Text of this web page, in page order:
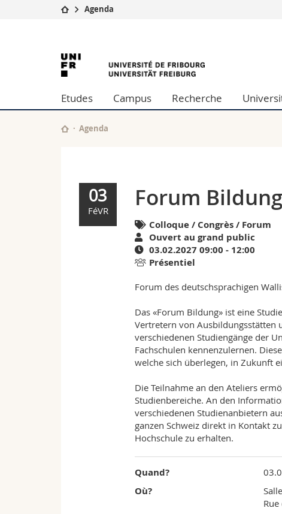
Etudes
Campus
Université
Formation continue
Lettres et
Sciences de
Agenda
Forum
Bildung
—
Siders
Agenda
l'University
Etudes Campus Recherche
Agenda
03
FéVR Forum
Colloque / Congrès / Forum
Ouvert au grand public
03.02.2027 09:00 - 12:00
Présentiel
Forum des deutschsprachigen
Das «Forum Bildung» ist eine
Vertretern von Ausbildungsstätten
verschiedenen Studiengänge der
Fachschulen kennenzulernen.
welche sich überlegen, in Zukunft
Die Teilnahme an den Ateliers
Studienbereiche. An den
verschiedenen Studienanbietern
ganzen Schweiz direkt in Kontakt
Hochschule zu erhalten.
Quand?
Où?